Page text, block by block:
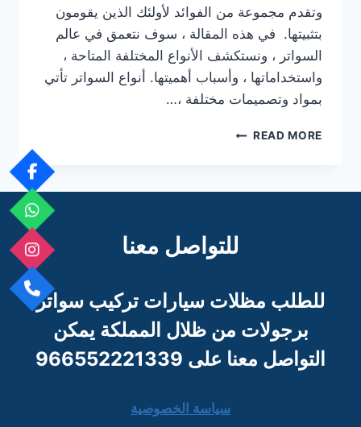
وتقدم مجموعة من الفوائد لأولئك الذين يقومون
بتثبيتها. في هذه المقالة ، سوف نتعمق في عالم
السواتر ، ونستكشف الأنواع المختلفة المتاحة ،
واستخداماتها ، وأسباب أهميتها. أنواع السواتر تأتي
بمواد وتصميمات مختلفة ،…
READ MOREالسوتر
للتواصل معنا
للطلب مظلات سيارات تركيب سواتر
برجولات من ظلال المملكة يمكن
التواصل معنا على 966552221339
سياسة الخصوصية